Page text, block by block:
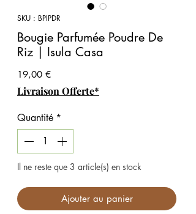
SKU : BPIPDR
Bougie Parfumée Poudre De
Riz | Isula Casa
19,00 €Prix
Livraison Offerte*
Quantité *
Il ne reste que 3 article(s) en stock
Ajouter au panier